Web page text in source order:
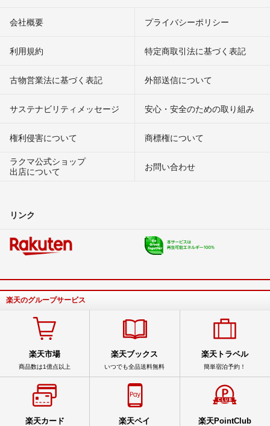
会社概要 プライバシーポリシー
利用規約 特定商取引法に基づく表記
古物営業法に基づく表記 外部送信について
サステナビリティメッセージ 安心・安全のための取り組み
権利侵害について
商標権について
ラクマ公式ショップ
出店について
お問い合わせ
リンク
楽天のグループサービス
楽天市場
商品数は1億点以上
楽天ブックス
いつでも全品送料無料
楽天トラベル
簡単宿泊予約！
楽天カード 楽天ペイ 楽天PointClub